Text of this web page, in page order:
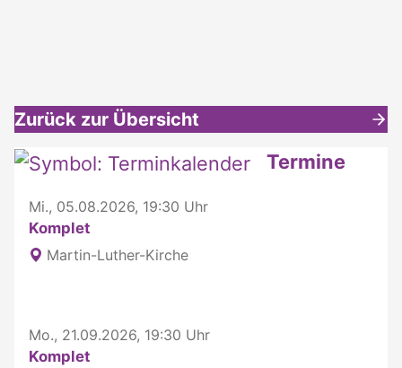
Zurück zur Übersicht
Weitere interessante Inhalte Termine
Mi., 05.08.2026, 19:30 Uhr
Komplet
Martin-Luther-Kirche
Mo., 21.09.2026, 19:30 Uhr
Komplet